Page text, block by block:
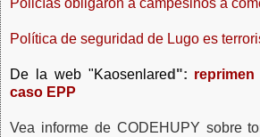
Policías obligaron a campesinos a
Política de seguridad de Lugo es
De la web "Kaosenlared":
caso EPP
Vea informe de CODEHUPY sobre